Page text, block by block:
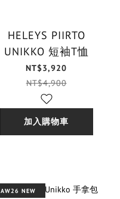
HELEYS PIIRTO
UNIKKO 短袖T恤
NT$3,920
NT$4,900
加入購物車
AW26 NEW